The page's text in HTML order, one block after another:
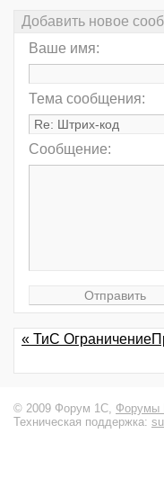
Добавить новое
Ваше имя:
Тема сообщения:
Сообщение:
« ТиС
© 2009 Форум 1С, Форумы
Техническая поддержка: